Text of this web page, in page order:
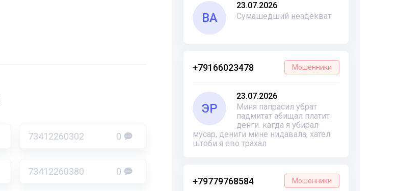
ВА
23.07.2026
Сумашедший неадекват
+79166023478 Мошенники
ЭР
23.07.2026
Миня папрасил убрат
падмитат абищал платит
денги. кагда я убирал
мусар, дениги мине нидавала, хател
штоби я ево трахал
+79779768584 Мошенники
73412260302 0
73412260380 0